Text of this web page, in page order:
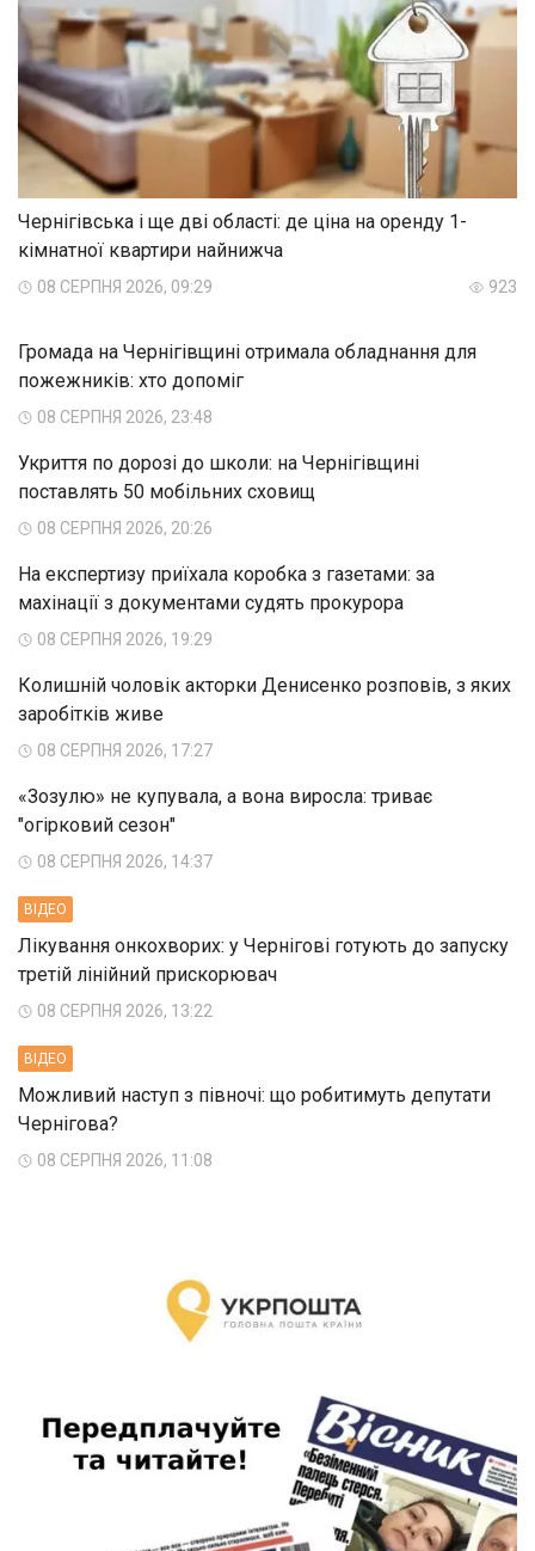
Чернігівська і ще дві області: де ціна на оренду 1-
кімнатної квартири найнижча
08 СЕРПНЯ 2026, 09:29 923
Громада на Чернігівщині отримала обладнання для
пожежників: хто допоміг
08 СЕРПНЯ 2026, 23:48
Укриття по дорозі до школи: на Чернігівщині
поставлять 50 мобільних сховищ
08 СЕРПНЯ 2026, 20:26
На експертизу приїхала коробка з газетами: за
махінації з документами судять прокурора
08 СЕРПНЯ 2026, 19:29
Колишній чоловік акторки Денисенко розповів, з яких
заробітків живе
08 СЕРПНЯ 2026, 17:27
«Зозулю» не купувала, а вона виросла: триває
"огірковий сезон"
08 СЕРПНЯ 2026, 14:37
ВIДЕО
Лікування онкохворих: у Чернігові готують до запуску
третій лінійний прискорювач
08 СЕРПНЯ 2026, 13:22
ВIДЕО
Можливий наступ з півночі: що робитимуть депутати
Чернігова?
08 СЕРПНЯ 2026, 11:08